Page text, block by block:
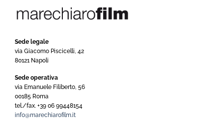
Sede legale
via Giacomo Piscicelli, 42
80121 Napoli
Sede operativa
via Emanuele Filiberto, 56
00185 Roma
tel./fax. +39 06 99448154
info@marechiarofilm.it